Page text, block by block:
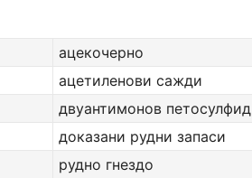
ацекочерно
ацетиленови сажди
двуантимонов петосулфид
доказани рудни запаси
рудно гнездо